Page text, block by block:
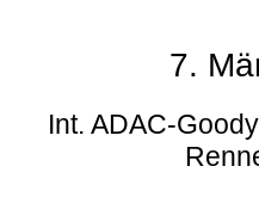
7.
Int. ADAC-